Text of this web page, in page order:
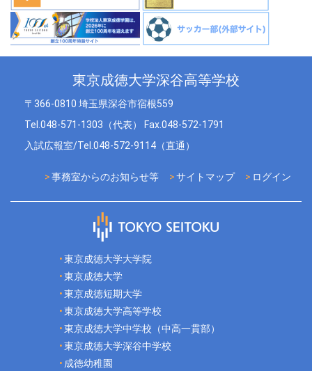
東京成徳大学深谷高等学校
〒366-0810 埼玉県深谷市宿根559
Tel.048-571-1303（代表） Fax.048-572-1791
入試広報室/Tel.048-572-9114（直通）
ログイン
サイトマップ
事務室からのお知らせ等
東京成徳大学大学院
東京成徳大学
東京成徳短期大学
東京成徳大学高等学校
東京成徳大学中学校（中高一貫部）
東京成徳大学深谷中学校
成徳幼稚園